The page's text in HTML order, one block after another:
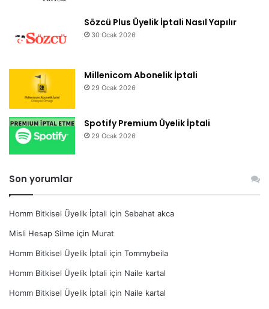
Sözcü Plus Üyelik İptali Nasıl Yapılır
30 Ocak 2026
Millenicom Abonelik İptali
29 Ocak 2026
Spotify Premium Üyelik İptali
29 Ocak 2026
Son yorumlar
Homm Bitkisel Üyelik İptali için Sebahat akca
Misli Hesap Silme için Murat
Homm Bitkisel Üyelik İptali için Tommybeila
Homm Bitkisel Üyelik İptali için Naile kartal
Homm Bitkisel Üyelik İptali için Naile kartal